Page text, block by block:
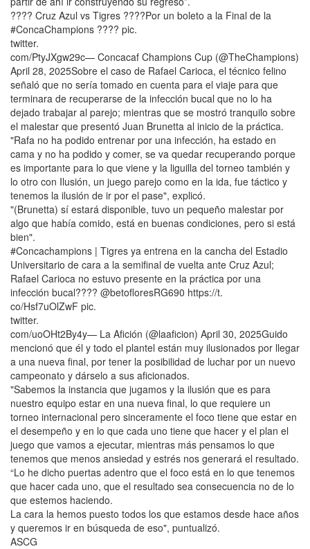
???? Cruz Azul vs Tigres ????Por un boleto a la Final de la
#ConcaChampions ???? pic.
twitter.
com/PtyJXgw29c— Concacaf Champions Cup (@TheChampions)
April 28, 2025Sobre el caso de Rafael Carioca, el técnico felino
señaló que no sería tomado en cuenta para el viaje para que
terminara de recuperarse de la infección bucal que no lo ha
dejado trabajar al parejo; mientras que se mostró tranquilo sobre
el malestar que presentó Juan Brunetta al inicio de la práctica.
"Rafa no ha podido entrenar por una infección, ha estado en
cama y no ha podido y comer, se va quedar recuperando porque
es importante para lo que viene y la liguilla del torneo también y
lo otro con Ilusión, un juego parejo como en la ida, fue táctico y
tenemos la ilusión de ir por el pase", explicó.
"(Brunetta) sí estará disponible, tuvo un pequeño malestar por
algo que había comido, está en buenas condiciones, pero si está
bien".
#Concachampions | Tigres ya entrena en la cancha del Estadio
Universitario de cara a la semifinal de vuelta ante Cruz Azul;
Rafael Carioca no estuvo presente en la práctica por una
infección bucal???? @betofloresRG690 https://t.
co/Hsf7uOlZwF pic.
twitter.
com/uoOHt2By4y— La Afición (@laaficion) April 30, 2025Guido
mencionó que él y todo el plantel están muy ilusionados por llegar
a una nueva final, por tener la posibilidad de luchar por un nuevo
campeonato y dárselo a sus aficionados.
"Sabemos la instancia que jugamos y la ilusión que es para
nuestro equipo estar en una nueva final, lo que requiere un
torneo internacional pero sinceramente el foco tiene que estar en
el desempeño y en lo que cada uno tiene que hacer y el plan el
juego que vamos a ejecutar, mientras más pensamos lo que
tenemos que menos ansiedad y estrés nos generará el resultado.
“Lo he dicho puertas adentro que el foco está en lo que tenemos
que hacer cada uno, que el resultado sea consecuencia no de lo
que estemos haciendo.
La cara la hemos puesto todos los que estamos desde hace años
y queremos ir en búsqueda de eso", puntualizó.
ASCG